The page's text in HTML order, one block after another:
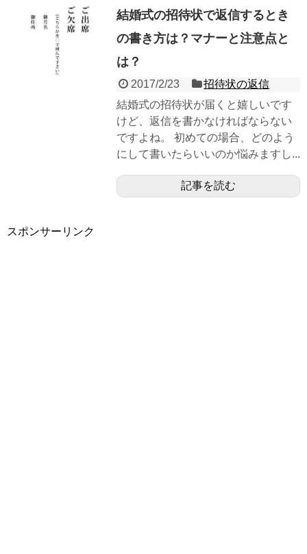
結婚式の招待状で返信するとき
の書き方は？マナーと注意点と
は？
2017/2/23
招待状の返信
結婚式の招待状が届くと嬉しいです
けど、返信を書かなければならない
ですよね。 初めての場合、どのよう
にして書いたらいいのか悩みますし...
記事を読む
スポンサーリンク